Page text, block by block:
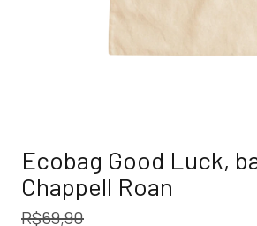
Ecobag Good Luck,
Chappell Roan
R$69,90